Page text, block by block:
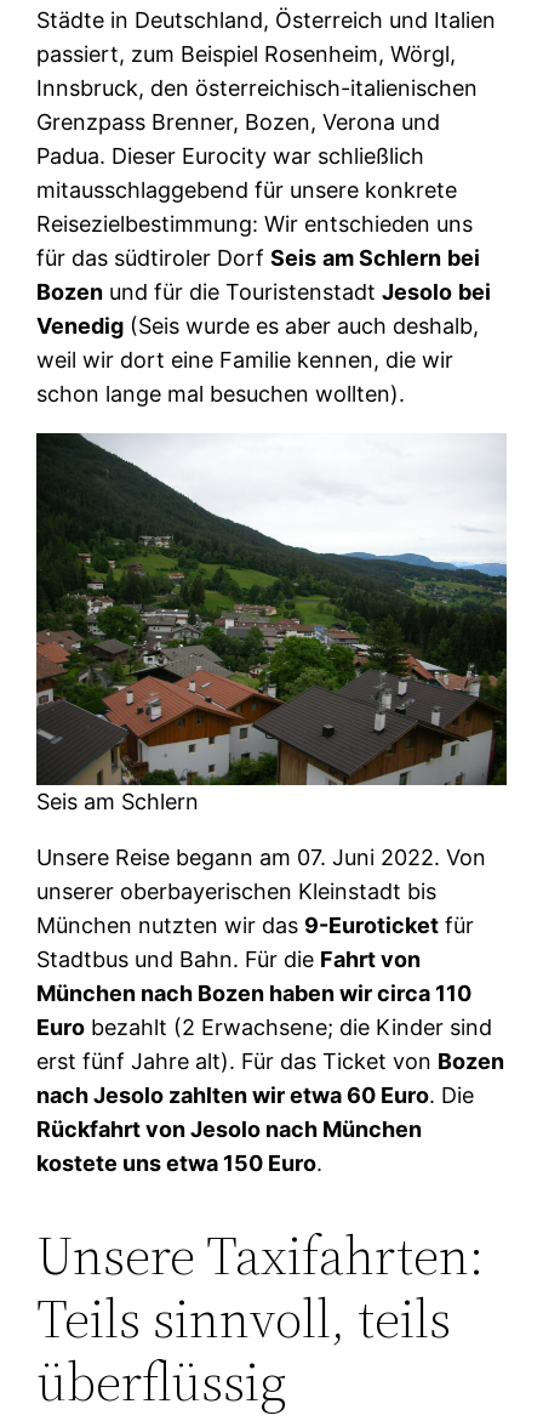
Städte in Deutschland, Österreich und Italien
passiert, zum Beispiel Rosenheim, Wörgl,
Innsbruck, den österreichisch-italienischen
Grenzpass Brenner, Bozen, Verona und
Padua. Dieser Eurocity war schließlich
mitausschlaggebend für unsere konkrete
Reisezielbestimmung: Wir entschieden uns
für das südtiroler DorfSeis am Schlern bei
Bozen und für die TouristenstadtJesolo bei
Venedig (Seis wurde es aber auch deshalb,
weil wir dort eine Familie kennen, die wir
schon lange mal besuchen wollten).
Seis am Schlern
Unsere Reise begann am 07. Juni 2022. Von
unserer oberbayerischen Kleinstadt bis
München nutzten wir das 9-Euroticket für
Stadtbus und Bahn. Für die Fahrt von
München nach Bozen haben wir circa 110
Euro bezahlt (2 Erwachsene; die Kinder sind
erst fünf Jahre alt). Für das Ticket von Bozen
nach Jesolo zahlten wir etwa 60 Euro. Die
Rückfahrt von Jesolo nach München
kostete uns etwa 150 Euro.
Unsere Taxifahrten:
Teils sinnvoll, teils
überflüssig